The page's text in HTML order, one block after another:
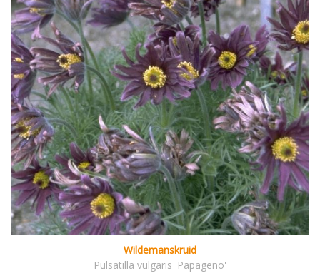
Wildemanskruid
Pulsatilla vulgaris 'Papageno'